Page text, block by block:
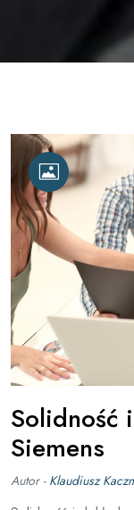
Solidność
Siemens
Autor - Klaudiusz